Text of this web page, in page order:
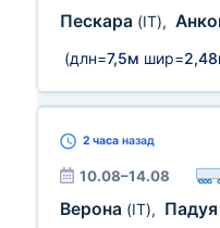
Пескара (IT),
(длн=7,5м шир=
2 часа назад
10.08–14.08
Верона (IT), Падуя